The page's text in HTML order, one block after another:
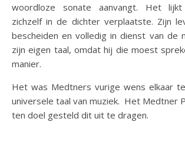
woordloze sonate aanvangt. Het
zichzelf in de dichter verplaatste. Zijn
bescheiden en volledig in dienst van de
zijn eigen taal, omdat hij die moest
manier.
Het was Medtners vurige wens elkaar
universele taal van muziek. Het Medtner
ten doel gesteld dit uit te dragen.